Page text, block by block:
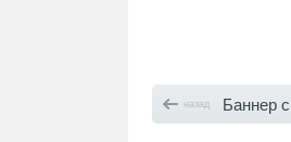
назад Баннер